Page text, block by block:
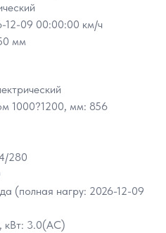
12-09 00:00:00 км/ч
мм
1000?1200, мм: 856
280
(полная нагру: 2026-12-09
кВт: 3.0(AC)